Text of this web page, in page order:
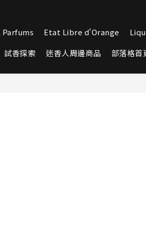
Parfums Etat Libre d'Orange
試香探索
迷香人周邊商品 部落格首